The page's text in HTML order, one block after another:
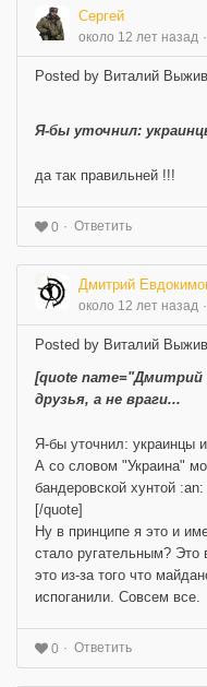
Сергей
около 12 лет назад
Posted by Виталий
Я-бы уточнил:
да так правильней !!!
0 Ответить
Дмитрий
около 12 лет назад
Posted by Виталий
[quote name="Дмитрий
друзья, а не враги...
Я-бы уточнил: украинцы
А со словом "Украина"
бандеровской хунтой
[/quote]
Ну в принципе я это и
стало ругательным? Это
это из-за того что
испоганили. Совсем все.
0 Ответить